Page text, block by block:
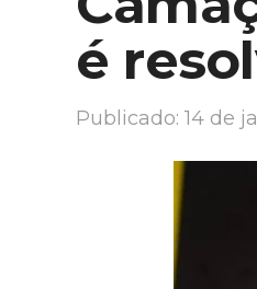
é
Publicado: 14 de